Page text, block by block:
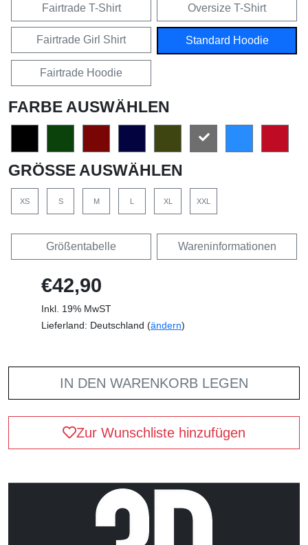
Fairtrade T-Shirt Oversize T-Shirt
Fairtrade Girl Shirt Standard Hoodie
Fairtrade Hoodie
FARBE AUSWÄHLEN
GRÖSSE AUSWÄHLEN
XS S M L XL XXL
Größentabelle Wareninformationen
€42,90
Inkl. 19% MwST
Lieferland: Deutschland (ändern)
IN DEN WARENKORB LEGEN
Zur Wunschliste hinzufügen